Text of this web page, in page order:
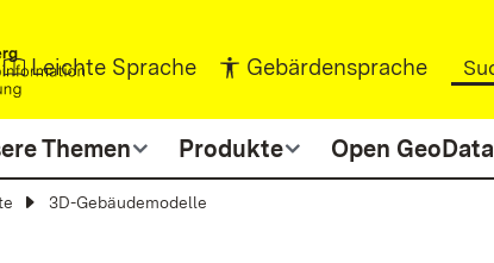
Leichte Sprache Gebärdensprache
Themen Produkte Open GeoData
3D-Gebäudemodelle